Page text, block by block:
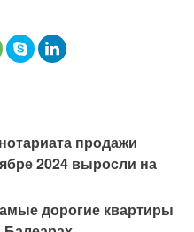
продажи
2024 выросли на
дорогие квартиры